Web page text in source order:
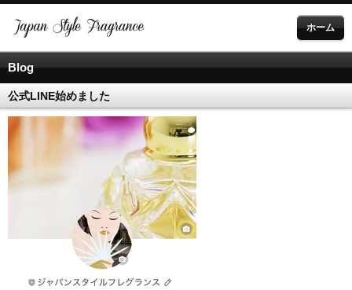
ホーム
Blog
公式LINE始めました